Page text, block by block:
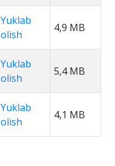
Yuklab
olish
4,9 MB
Yuklab
olish
5,4 MB
Yuklab
olish
4,1 MB